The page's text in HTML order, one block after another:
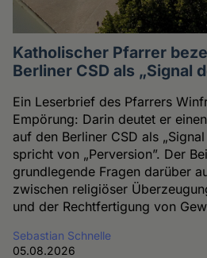
Katholischer Pfarrer
Berliner CSD als „Signal
Ein Leserbrief des Pfarrers
Empörung: Darin deutet er
auf den Berliner CSD als
spricht von „Perversion”. Der
grundlegende Fragen darüber
zwischen religiöser
und der Rechtfertigung von
Sebastian Schnelle
05.08.2026